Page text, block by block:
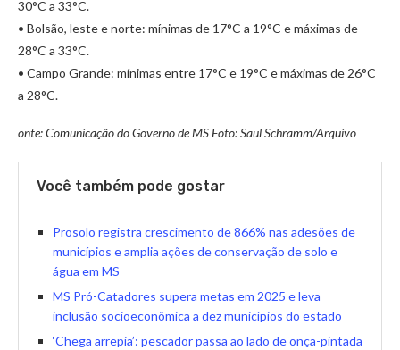
30°C a 33°C.
• Bolsão, leste e norte: mínimas de 17°C a 19°C e máximas de
28°C a 33°C.
• Campo Grande: mínimas entre 17°C e 19°C e máximas de 26°C
a 28°C.
onte: Comunicação do Governo de MS Foto: Saul Schramm/Arquivo
Você também pode gostar
Prosolo registra crescimento de 866% nas adesões de
municípios e amplia ações de conservação de solo e
água em MS
MS Pró-Catadores supera metas em 2025 e leva
inclusão socioeconômica a dez municípios do estado
‘Chega arrepia’: pescador passa ao lado de onça-pintada